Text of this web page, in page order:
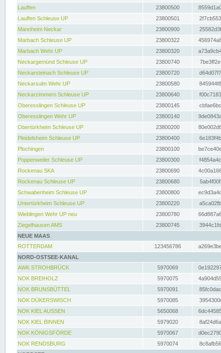
Lauffen
23800500
Lauffen Schleuse UP
23800501
Mannheim Neckar
23800900
Marbach Schleuse UP
23800322
Marbach Wehr UP
23800320
Neckargemünd Schleuse UP
23800740
Neckarsteinach Schleuse UP
23800720
Neckarsulm Wehr UP
23800580
Neckarzimmern Schleuse UP
23800640
Oberesslingen Schleuse UP
23800145
Oberesslingen Wehr UP
23800140
Obertürkheim Schleuse UP
23800200
Pleidelsheim Schleuse UP
23800400
Plochingen
23800100
Poppenweiler Schleuse UP
23800300
Rockenau SKA
23800690
Rockenau Schleuse UP
23800680
Schwabenheim Schleuse UP
23800800
Untertürkheim Schleuse UP
23800220
Wieblingen Wehr UP neu
23800780
Ziegelhausen AMS
23800745
NEUE MAAS
ROTTERDAM
123456786
NORD-OSTSEE-KANAL
AWK STROHBRÜCK
5970069
NOK BREIHOLZ
5970075
NOK BRUNSBÜTTEL
5970091
NOK DÜKERSWISCH
5970085
NOK KIEL AUSSEN
5650068
NOK KIEL BINNEN
5979020
NOK KÖNIGSFÖRDE
5970067
NOK RENDSBURG
5970074